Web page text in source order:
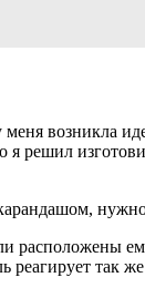
возникла
я решил
нужно
расположены
так